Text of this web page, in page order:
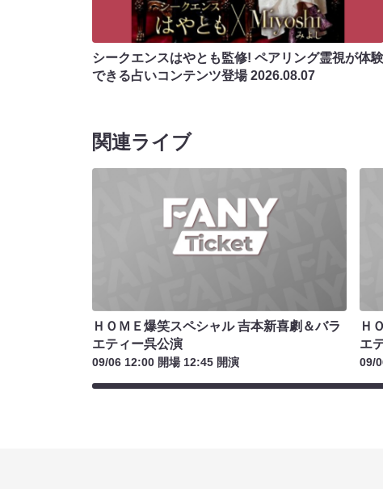
シークエンスはやとも監修! ペアリング霊視が体験
できる占いコンテンツ登場2026.08.07
関連ライブ
ＨＯＭＥ爆笑スペシャル 吉本新喜劇＆バラ
エティー呉公演
09/06 12:00 開場 12:45 開演
Ｈ
エ
09/